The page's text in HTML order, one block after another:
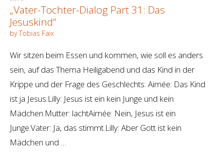
„Vater-Tochter-Dialog Part 31: Das
Jesuskind“
by Tobias Faix
Wir sitzen beim Essen und kommen, wie soll es anders
sein, auf das Thema Heiligabend und das Kind in der
Krippe und der Frage des Geschlechts: Aimée: Das Kind
ist ja Jesus.Lilly: Jesus ist ein kein Junge und kein
Mädchen.Mutter: lachtAimée: Nein, Jesus ist ein
Junge.Vater: Ja, das stimmt.Lilly: Aber Gott ist kein
Mädchen und …